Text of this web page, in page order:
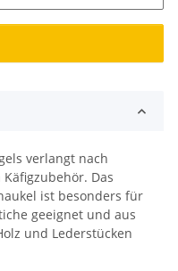
verlangt nach
Das
ist besonders für
geeignet und aus
und Lederstücken